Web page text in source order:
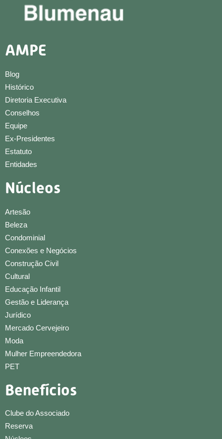
AMPE
Blog
Histórico
Diretoria Executiva
Conselhos
Equipe
Ex-Presidentes
Estatuto
Entidades
Núcleos
Artesão
Beleza
Condominial
Conexões e Negócios
Construção Civil
Cultural
Educação Infantil
Gestão e Liderança
Jurídico
Mercado Cervejeiro
Moda
Mulher Empreendedora
PET
Benefícios
Clube do Associado
Reserva